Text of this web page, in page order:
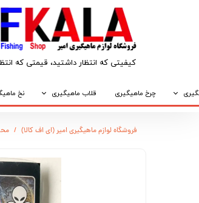
کیفیتی که انتظار داشتید، قیمتی که
چرخ ماهیگیری قلاب ماهیگیری نخ
فروشگاه لوازم ماهیگیری امیر (ای اف کالا)